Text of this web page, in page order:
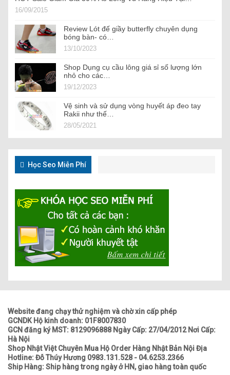
16/09/2015
Review Lót đế giầy butterfly chuyên dụng
bóng bàn- có…
13/10/2023
Shop Dụng cụ cầu lông giá sỉ số lượng lớn
nhỏ cho các…
19/12/2023
Vệ sinh và sử dụng vòng huyết áp đeo tay
Rakii như thế…
28/05/2021
Học Seo Miễn Phí
Website đang chạy thử nghiệm và chờ xin cấp phép
GCNDK Hộ kinh doanh: 01F8007830
GCN đăng ký MST: 8129096888 Ngày Cấp: 27/04/2012 Nơi Cấp:
Hà Nội
Shop Nhật Việt Chuyên Mua Hộ Order Hàng Nhật Bản Nội Địa
Hotline: Đỗ Thúy Hương 0983.131.528 - 04.6253.2366
Ship Hàng: Ship hàng trong ngày ở HN, giao hàng toàn quốc